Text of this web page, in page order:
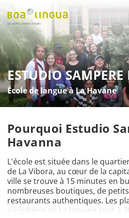
ESTUDIO
École de langue à La Havane
Pourquoi Estudio
Havanna
L'école est située dans le
de La Vibora, au cœur de la
ville se trouve à 15 minutes en
nombreuses boutiques, de
restaurants authentiques. Les
périphérie de La Havane sont à